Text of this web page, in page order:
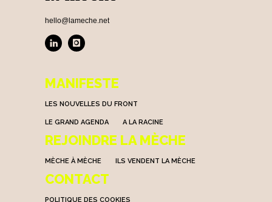
hello@lameche.net
MANIFESTE
LES NOUVELLES DU FRONT
LE GRAND AGENDA A LA RACINE
REJOINDRE LA MÈCHE
MÈCHE À MÈCHE ILS VENDENT LA MÈCHE
CONTACT
POLITIQUE DES COOKIES